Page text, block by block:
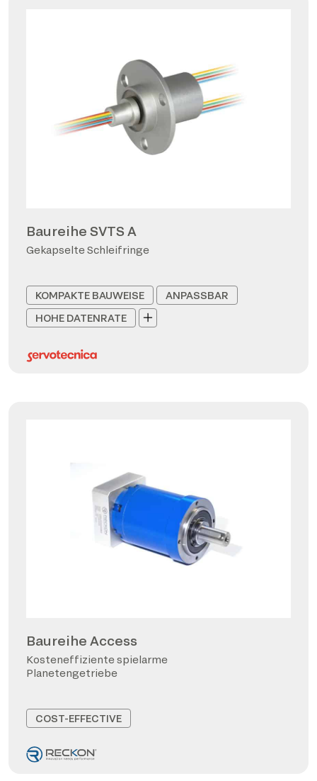
Baureihe SVTS A
Gekapselte Schleifringe
KOMPAKTE BAUWEISE
ANPASSBAR
HOHE DATENRATE
Baureihe Access
Kosteneffiziente spielarme
Planetengetriebe
COST-EFFECTIVE